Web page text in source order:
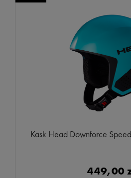
Kask Head Downforce
449,00